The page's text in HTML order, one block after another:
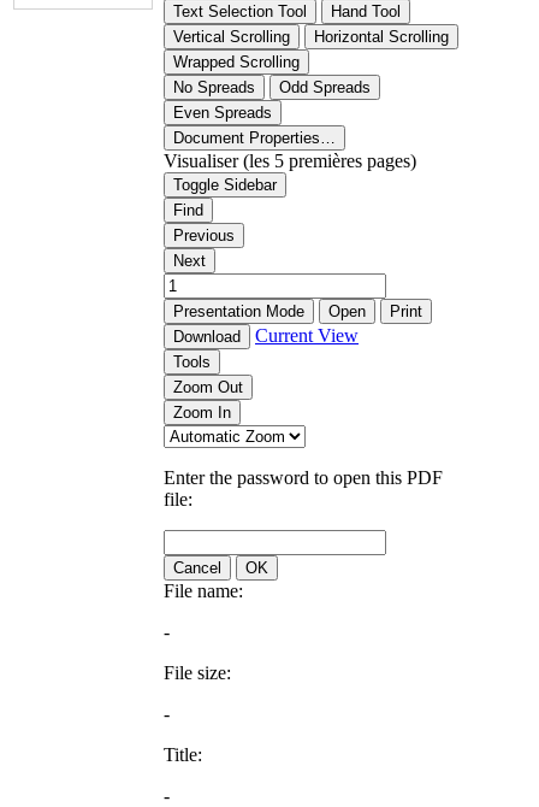
Text Selection Tool
Hand Tool
Vertical Scrolling
Horizontal Scrolling
Wrapped Scrolling
No Spreads
Odd Spreads
Even Spreads
Document Properties…
Visualiser (les 5 premières pages)
Toggle Sidebar
Find
Previous
Next
Presentation Mode Open
Print
Download
Current View
Tools
Zoom Out
Zoom In
Enter the password to open this PDF
file:
Cancel OK
File name:
-
File size:
-
Title:
-